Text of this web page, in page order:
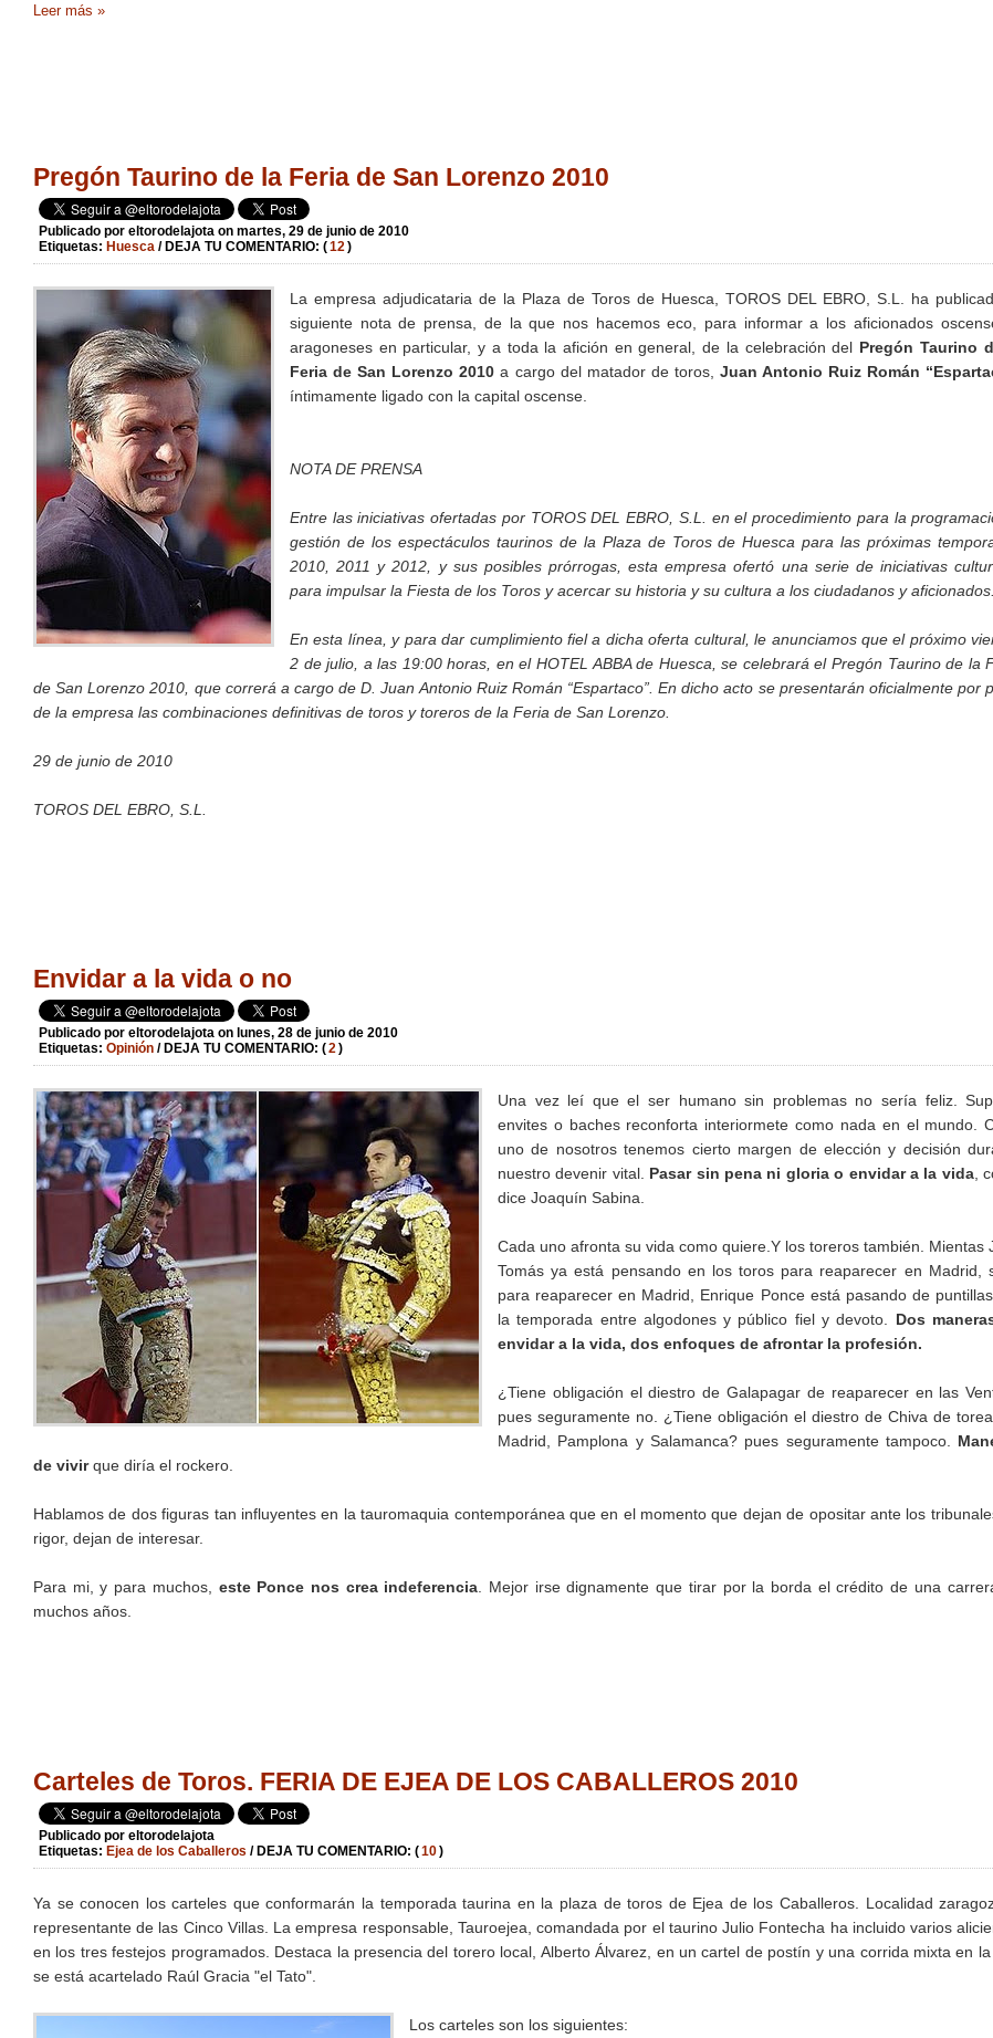
Leer más »
Pregón Taurino de la Feria de San Lorenzo 2010
Publicado por eltorodelajota on martes, 29 de junio de 2010
Etiquetas: Huesca / DEJA TU COMENTARIO: (12 )
La empresa adjudicataria de la Plaza de Toros de Huesca, TOROS DEL EBRO, S.L. ha
siguiente nota de prensa, de la que nos hacemos eco, para informar a los aficionados
aragoneses en particular, y a toda la afición en general, de la celebración del Pregón Taurino
Feria de San Lorenzo 2010a cargo del matador de toros, Juan Antonio Ruiz Román
íntimamente ligado con la capital oscense.
NOTA DE PRENSA
Entre las iniciativas ofertadas por TOROS DEL EBRO, S.L. en el procedimiento para la
gestión de los espectáculos taurinos de la Plaza de Toros de Huesca para las próximas
2010, 2011 y 2012, y sus posibles prórrogas, esta empresa ofertó una serie de iniciativas
para impulsar la Fiesta de los Toros y acercar su historia y su cultura a los ciudadanos y aficionados.
En esta línea, y para dar cumplimiento fiel a dicha oferta cultural, le anunciamos que el próximo
2 de julio, a las 19:00 horas, en el HOTEL ABBA de Huesca, se celebrará el Pregón Taurino de la
de San Lorenzo 2010, que correrá a cargo de D. Juan Antonio Ruiz Román “Espartaco”. En dicho acto se presentarán oficialmente por
de la empresa las combinaciones definitivas de toros y toreros de la Feria de San Lorenzo.
29 de junio de 2010
TOROS DEL EBRO, S.L.
Envidar a la vida o no
Publicado por eltorodelajota on lunes, 28 de junio de 2010
Etiquetas: Opinión / DEJA TU COMENTARIO: (2)
Una vez leí que el ser humano sin problemas no sería feliz.
envites o baches reconforta interiormete como nada en el mundo.
uno de nosotros tenemos cierto margen de elección y decisión
nuestro devenir vital. Pasar sin pena ni gloria o envidar a la vida,
dice Joaquín Sabina.
Cada uno afronta su vida como quiere.Y los toreros también. Mientas
Tomás ya está pensando en los toros para reaparecer en Madrid,
para reaparecer en Madrid, Enrique Ponce está pasando de
la temporada entre algodones y público fiel y devoto. Dos
envidar a la vida, dos enfoques de afrontar la profesión.
¿Tiene obligación el diestro de Galapagar de reaparecer en las
pues seguramente no. ¿Tiene obligación el diestro de Chiva de
Madrid, Pamplona y Salamanca? pues seguramente tampoco.
de vivirque diría el rockero.
Hablamos de dos figuras tan influyentes en la tauromaquia contemporánea que en el momento que dejan de opositar ante los
rigor, dejan de interesar.
Para mi, y para muchos, este Ponce nos crea indeferencia. Mejor irse dignamente que tirar por la borda el crédito de una
muchos años.
Carteles de Toros. FERIA DE EJEA DE LOS CABALLEROS 2010
Publicado por eltorodelajota
Etiquetas: Ejea de los Caballeros / DEJA TU COMENTARIO: (10)
Ya se conocen los carteles que conformarán la temporada taurina en la plaza de toros de Ejea de los Caballeros. Localidad
representante de las Cinco Villas. La empresa responsable, Tauroejea, comandada por el taurino Julio Fontecha ha incluido varios
en los tres festejos programados. Destaca la presencia del torero local, Alberto Álvarez, en un cartel de postín y una corrida mixta en
se está acartelado Raúl Gracia "el Tato".
Los carteles son los siguientes: